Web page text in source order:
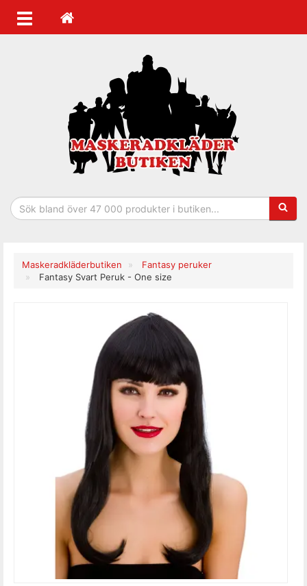
Maskeradkläderbutiken
Fantasy peruker
Fantasy Svart Peruk - One size